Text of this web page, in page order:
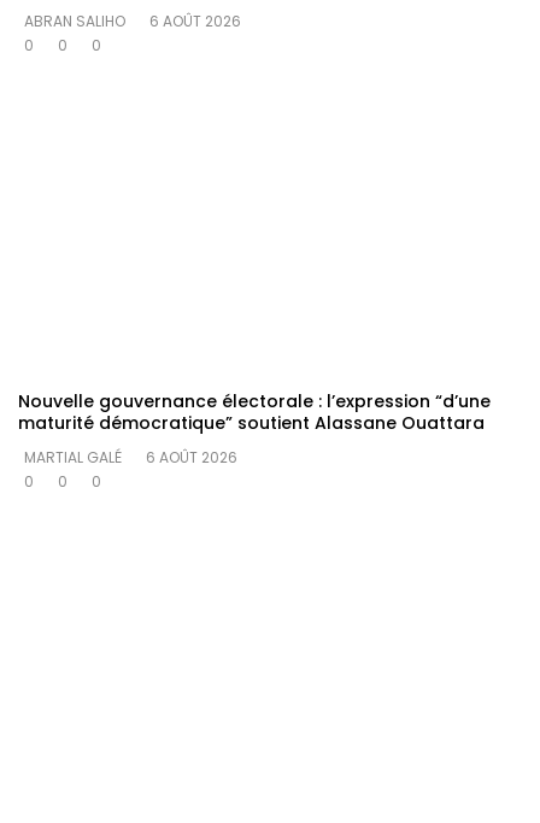
ABRAN SALIHO
6 AOÛT 2026
0
0 0
Nouvelle gouvernance électorale : l’expression “d’une
maturité démocratique” soutient Alassane Ouattara
MARTIAL GALÉ
6 AOÛT 2026
0
0 0